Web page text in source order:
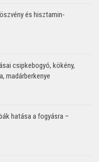
és hisztamin-
csipkebogyó, kökény,
madárberkenye
hatása a fogyásra –